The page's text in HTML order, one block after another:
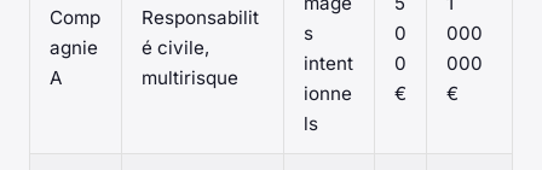
Comp
agnie
A
Responsabilit
é civile,
multirisque
s
intent
ionne
ls
0
0
€
000
000
€